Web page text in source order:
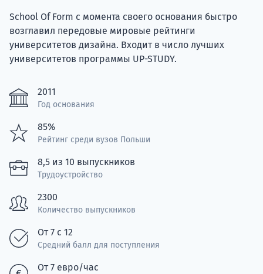
School Of Form с момента своего основания быстро
возглавил передовые мировые рейтинги
университетов дизайна. Входит в число лучших
университетов программы UP-STUDY.
2011
Год основания
85%
Рейтинг среди вузов Польши
8,5 из 10 выпускников
Трудоустройство
2300
Количество выпускников
От 7 с 12
Средний балл для поступления
От 7 евро/час